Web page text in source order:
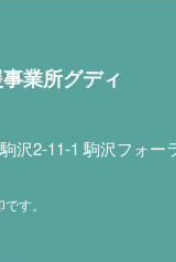
業所グディ
沢2-11-1 駒沢フォー
す。